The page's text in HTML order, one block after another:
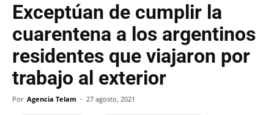
Exceptúan de cumplir la
cuarentena a los argentinos
residentes que viajaron por
trabajo al exterior
Por Agencia Telam - 27 agosto, 2021